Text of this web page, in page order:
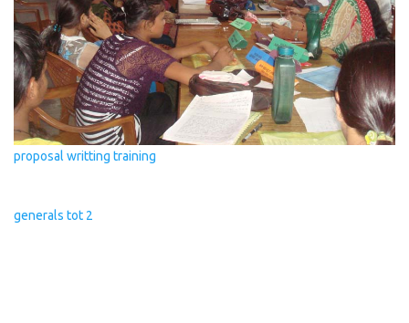
proposal writting training
generals tot 2